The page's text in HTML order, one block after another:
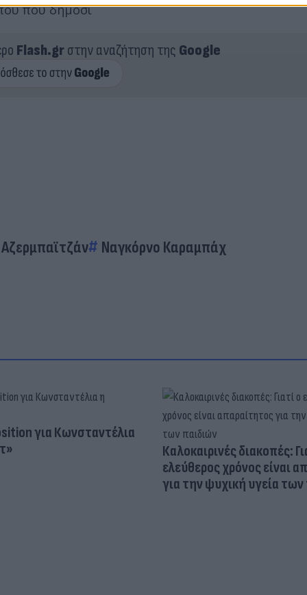
που δημοσι
Flash.grστην αναζήτηση της Google
Αζερμπαϊτζάν Ναγκόρνο Καραμπάχ
για Κωνσταντέλια
Καλοκαιρινές διακοπές:
ελεύθερος χρόνος είναι
για την ψυχική υγεία